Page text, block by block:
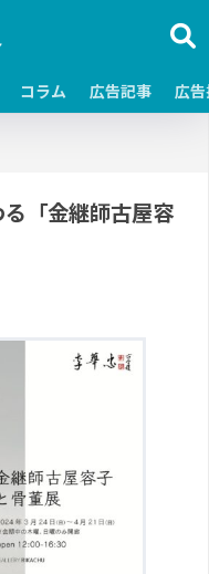
コラム 広告記事 広
る「金継師古屋容